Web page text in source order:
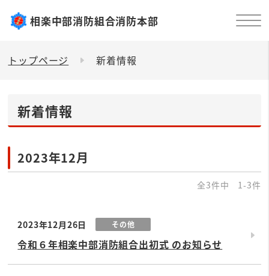
相楽中部消防組合消防本部
トップページ 新着情報
新着情報
2023年12月
全3件中 1-3件
2023年12月26日 その他
令和６年相楽中部消防組合出初式 のお知らせ